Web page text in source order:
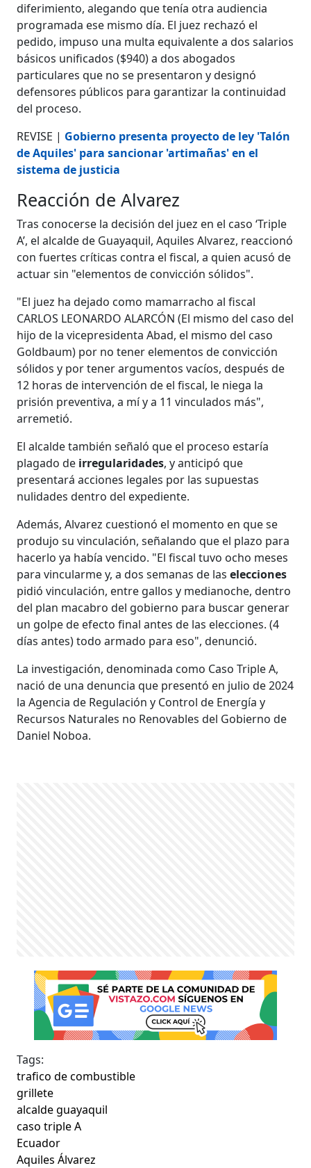
diferimiento, alegando que tenía otra audiencia
programada ese mismo día. El juez rechazó el
pedido, impuso una multa equivalente a dos salarios
básicos unificados ($940) a dos abogados
particulares que no se presentaron y designó
defensores públicos para garantizar la continuidad
del proceso.
REVISE | Gobierno presenta proyecto de ley 'Talón
de Aquiles' para sancionar 'artimañas' en el
sistema de justicia
Reacción de Alvarez
Tras conocerse la decisión del juez en el caso ‘Triple
A’, el alcalde de Guayaquil, Aquiles Alvarez, reaccionó
con fuertes críticas contra el fiscal, a quien acusó de
actuar sin "elementos de convicción sólidos".
"El juez ha dejado como mamarracho al fiscal
CARLOS LEONARDO ALARCÓN (El mismo del caso del
hijo de la vicepresidenta Abad, el mismo del caso
Goldbaum) por no tener elementos de convicción
sólidos y por tener argumentos vacíos, después de
12 horas de intervención de el fiscal, le niega la
prisión preventiva, a mí y a 11 vinculados más",
arremetió.
El alcalde también señaló que el proceso estaría
plagado de irregularidades, y anticipó que
presentará acciones legales por las supuestas
nulidades dentro del expediente.
Además, Alvarez cuestionó el momento en que se
produjo su vinculación, señalando que el plazo para
hacerlo ya había vencido. "El fiscal tuvo ocho meses
para vincularme y, a dos semanas de laselecciones
pidió vinculación, entre gallos y medianoche, dentro
del plan macabro del gobierno para buscar generar
un golpe de efecto final antes de las elecciones. (4
días antes) todo armado para eso", denunció.
La investigación, denominada como Caso Triple A,
nació de una denuncia que presentó en julio de 2024
la Agencia de Regulación y Control de Energía y
Recursos Naturales no Renovables del Gobierno de
Daniel Noboa.
Tags:
trafico de combustible
grillete
alcalde guayaquil
caso triple A
Ecuador
Aquiles Álvarez